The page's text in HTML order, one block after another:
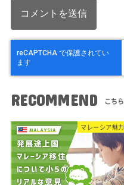
RECOMMEND
マレーシア魅力